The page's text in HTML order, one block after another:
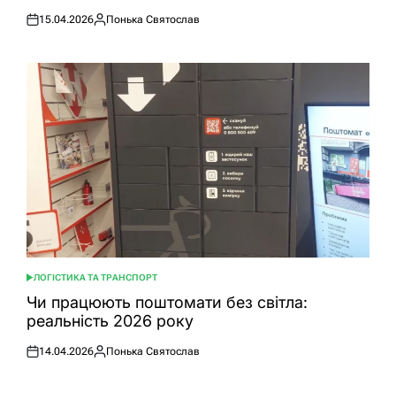
Оприлюднено
15.04.2026
Опубліковано
Понька Святослав
ОПУБЛІКУВАТИ
У
ЛОГІСТИКА ТА ТРАНСПОРТ
Чи працюють поштомати без світла:
реальність 2026 року
Оприлюднено
14.04.2026
Опубліковано
Понька Святослав